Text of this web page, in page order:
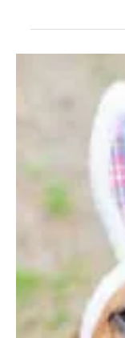
Alma Contreras
5
Aumento
inmigrantes:
recuperarse